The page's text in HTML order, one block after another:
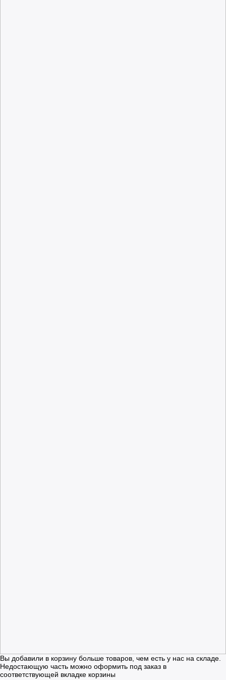
Вы добавили в корзину больше товаров, чем есть у нас на складе.
Недостающую часть можно оформить под заказ в
соответствующей вкладке корзины